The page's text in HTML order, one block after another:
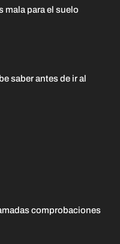
mala para el suelo
saber antes de ir al
comprobaciones